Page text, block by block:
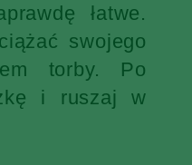
łatwe.
swojego
torby. Po
i ruszaj w